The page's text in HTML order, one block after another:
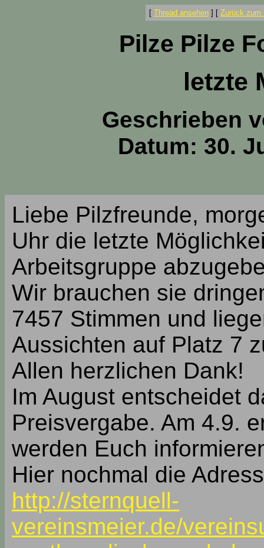
[ Thread ansehen ] [ Zurück zum
Pilze Pilze
letzte
Geschrieben
Datum: 30.
Liebe Pilzfreunde,
Uhr die letzte
Arbeitsgruppe
Wir brauchen sie
7457 Stimmen und
Aussichten auf Platz 7
Allen herzlichen Dank!
Im August entscheidet
Preisvergabe. Am 4.9.
werden Euch
Hier nochmal die
http://sternquell-
vereinsmeier.de/